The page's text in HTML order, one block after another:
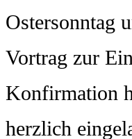
Ostersonntag
Vortrag zur
Konfirmation
herzlich